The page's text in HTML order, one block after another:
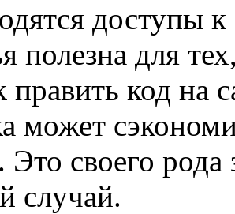
доступы
полезна для
править код на
может
своего рода
случай.